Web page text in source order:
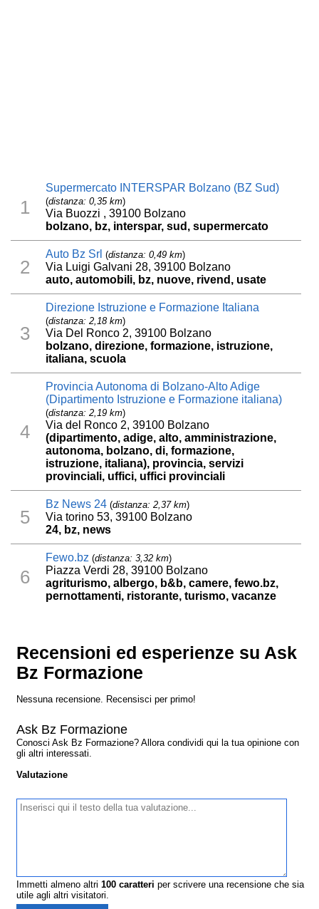
1
Supermercato INTERSPAR Bolzano (BZ Sud)
(distanza: 0,35 km)
Via Buozzi , 39100 Bolzano
bolzano, bz, interspar, sud, supermercato
2
Auto Bz Srl (distanza: 0,49 km)
Via Luigi Galvani 28, 39100 Bolzano
auto, automobili, bz, nuove, rivend, usate
3
Direzione Istruzione e Formazione Italiana
(distanza: 2,18 km)
Via Del Ronco 2, 39100 Bolzano
bolzano, direzione, formazione, istruzione,
italiana, scuola
4
Provincia Autonoma di Bolzano-Alto Adige
(Dipartimento Istruzione e Formazione italiana)
(distanza: 2,19 km)
Via del Ronco 2, 39100 Bolzano
(dipartimento, adige, alto, amministrazione,
autonoma, bolzano, di, formazione,
istruzione, italiana), provincia, servizi
provinciali, uffici, uffici provinciali
5
Bz News 24 (distanza: 2,37 km)
Via torino 53, 39100 Bolzano
24, bz, news
6
Fewo.bz (distanza: 3,32 km)
Piazza Verdi 28, 39100 Bolzano
agriturismo, albergo, b&b, camere, fewo.bz,
pernottamenti, ristorante, turismo, vacanze
Recensioni ed esperienze su Ask
Bz Formazione
Nessuna recensione. Recensisci per primo!
Ask Bz Formazione
Conosci Ask Bz Formazione? Allora condividi qui la tua opinione con
gli altri interessati.
Valutazione
Immetti almeno altri100 caratteri per scrivere una recensione che sia
utile agli altri visitatori.